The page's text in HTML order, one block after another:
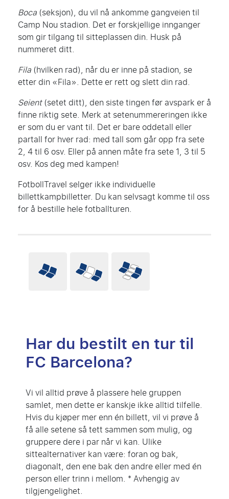
Boca (seksjon), du vil nå ankomme gangveien til
Camp Nou stadion. Det er forskjellige innganger
som gir tilgang til sitteplassen din. Husk på
nummeret ditt.
Fila (hvilken rad), når du er inne på stadion, se
etter din «Fila». Dette er rett og slett din rad.
Seient(setet ditt), den siste tingen før avspark er å
finne riktig sete. Merk at setenummereringen ikke
er som du er vant til. Det er bare oddetall eller
partall for hver rad: med tall som går opp fra sete
2, 4 til 6 osv. Eller på annen måte fra sete 1, 3 til 5
osv. Kos deg med kampen!
FotbollTravel selger ikke individuelle
billettkampbilletter. Du kan selvsagt komme til oss
for å bestille hele fotballturen.
Har du bestilt en tur til
FC Barcelona?
Vi vil alltid prøve å plassere hele gruppen
samlet, men dette er kanskje ikke alltid tilfelle.
Hvis du kjøper mer enn én billett, vil vi prøve å
få alle setene så tett sammen som mulig, og
gruppere dere i par når vi kan. Ulike
sittealternativer kan være: foran og bak,
diagonalt, den ene bak den andre eller med én
person eller trinn i mellom. * Avhengig av
tilgjengelighet.